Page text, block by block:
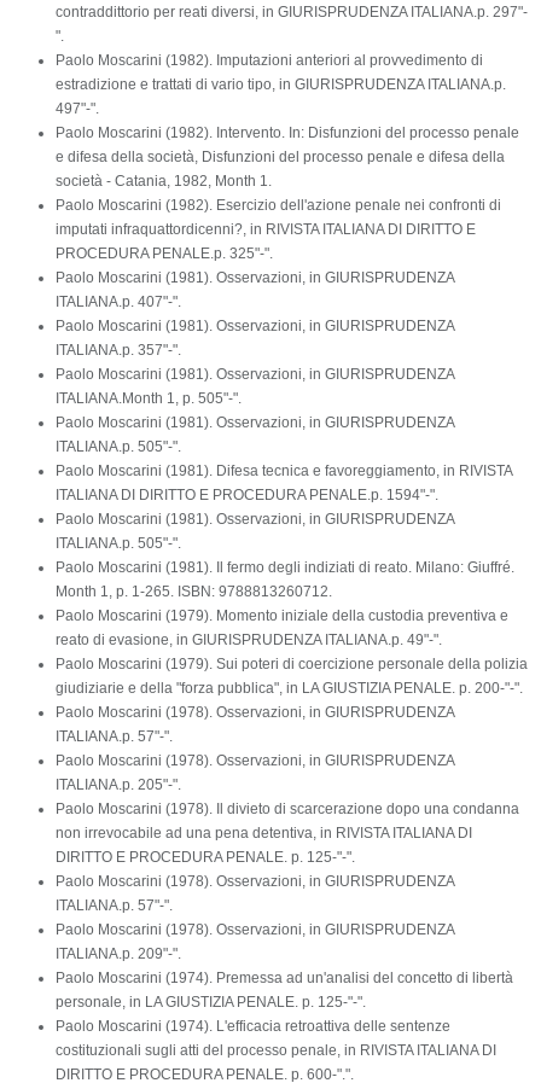
contraddittorio per reati diversi, in GIURISPRUDENZA ITALIANA.p. 297"-
".
Paolo Moscarini (1982). Imputazioni anteriori al provvedimento di
estradizione e trattati di vario tipo, in GIURISPRUDENZA ITALIANA.p.
497"-".
Paolo Moscarini (1982). Intervento. In: Disfunzioni del processo penale
e difesa della società, Disfunzioni del processo penale e difesa della
società - Catania, 1982, Month 1.
Paolo Moscarini (1982). Esercizio dell'azione penale nei confronti di
imputati infraquattordicenni?, in RIVISTA ITALIANA DI DIRITTO E
PROCEDURA PENALE.p. 325"-".
Paolo Moscarini (1981). Osservazioni, in GIURISPRUDENZA
ITALIANA.p. 407"-".
Paolo Moscarini (1981). Osservazioni, in GIURISPRUDENZA
ITALIANA.p. 357"-".
Paolo Moscarini (1981). Osservazioni, in GIURISPRUDENZA
ITALIANA.Month 1, p. 505"-".
Paolo Moscarini (1981). Osservazioni, in GIURISPRUDENZA
ITALIANA.p. 505"-".
Paolo Moscarini (1981). Difesa tecnica e favoreggiamento, in RIVISTA
ITALIANA DI DIRITTO E PROCEDURA PENALE.p. 1594"-".
Paolo Moscarini (1981). Osservazioni, in GIURISPRUDENZA
ITALIANA.p. 505"-".
Paolo Moscarini (1981). Il fermo degli indiziati di reato. Milano: Giuffré.
Month 1, p. 1-265. ISBN: 9788813260712.
Paolo Moscarini (1979). Momento iniziale della custodia preventiva e
reato di evasione, in GIURISPRUDENZA ITALIANA.p. 49"-".
Paolo Moscarini (1979). Sui poteri di coercizione personale della polizia
giudiziarie e della "forza pubblica", in LA GIUSTIZIA PENALE. p. 200-"-".
Paolo Moscarini (1978). Osservazioni, in GIURISPRUDENZA
ITALIANA.p. 57"-".
Paolo Moscarini (1978). Osservazioni, in GIURISPRUDENZA
ITALIANA.p. 205"-".
Paolo Moscarini (1978). Il divieto di scarcerazione dopo una condanna
non irrevocabile ad una pena detentiva, in RIVISTA ITALIANA DI
DIRITTO E PROCEDURA PENALE. p. 125-"-".
Paolo Moscarini (1978). Osservazioni, in GIURISPRUDENZA
ITALIANA.p. 57"-".
Paolo Moscarini (1978). Osservazioni, in GIURISPRUDENZA
ITALIANA.p. 209"-".
Paolo Moscarini (1974). Premessa ad un'analisi del concetto di libertà
personale, in LA GIUSTIZIA PENALE. p. 125-"-".
Paolo Moscarini (1974). L'efficacia retroattiva delle sentenze
costituzionali sugli atti del processo penale, in RIVISTA ITALIANA DI
DIRITTO E PROCEDURA PENALE. p. 600-".".